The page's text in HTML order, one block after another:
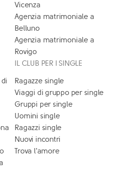
Vicenza
Agenzia matrimoniale a
Belluno
Agenzia matrimoniale a
Rovigo
IL CLUB PER I SINGLE
Ragazze single
Viaggi di gruppo per single
Gruppi per single
Uomini single
Ragazzi single
Nuovi incontri
Trova l'amore